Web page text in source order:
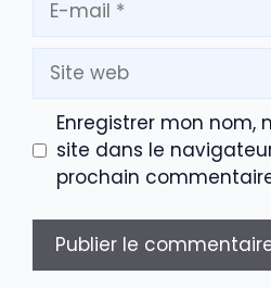
mail
Site
web
Enregistrer mon
site dans le
prochain